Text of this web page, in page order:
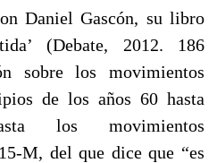
Daniel Gascón, su libro
(Debate, 2012. 186
sobre los movimientos
de los años 60 hasta
los movimientos
M, del que dice que “es